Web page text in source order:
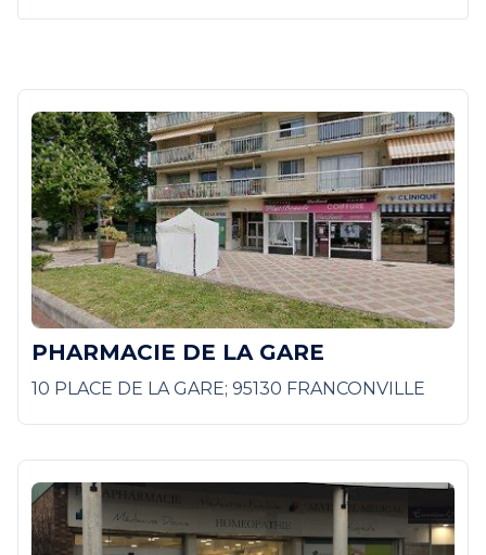
PHARMACIE DE LA GARE
10 PLACE DE LA GARE; 95130 FRANCONVILLE